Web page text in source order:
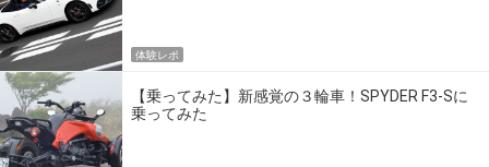
体験レポ
【乗ってみた】新感覚の３輪車！SPYDER F3-Sに
乗ってみた